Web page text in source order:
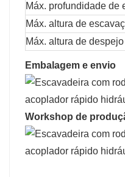
Máx. profundidade de
Máx. altura de
Máx. altura de despejo
Embalagem e envio
Workshop de